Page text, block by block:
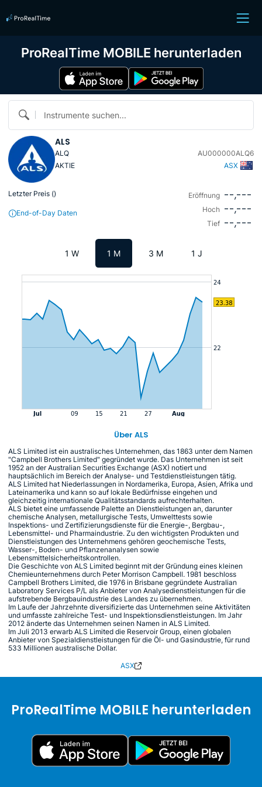
Instrumente suchen...
ALS
ALQ
AU000000ALQ6
AKTIE
ASX
Letzter Preis ()
End-of-Day Daten
Eröffnung --,---
Hoch --,---
Tief --,---
1 W 1 M 3 M 1 J
Über ALS
ALS Limited ist ein australisches Unternehmen, das 1863 unter dem Namen
"Campbell Brothers Limited" gegründet wurde. Das Unternehmen ist seit
1952 an der Australian Securities Exchange (ASX) notiert und
hauptsächlich im Bereich der Analyse- und Testdienstleistungen tätig.
ALS Limited hat Niederlassungen in Nordamerika, Europa, Asien, Afrika und
Lateinamerika und kann so auf lokale Bedürfnisse eingehen und
gleichzeitig internationale Qualitätsstandards aufrechterhalten.
ALS bietet eine umfassende Palette an Dienstleistungen an, darunter
chemische Analysen, metallurgische Tests, Umwelttests sowie
Inspektions- und Zertifizierungsdienste für die Energie-, Bergbau-,
Lebensmittel- und Pharmaindustrie. Zu den wichtigsten Produkten und
Dienstleistungen des Unternehmens gehören geochemische Tests,
Wasser-, Boden- und Pflanzenanalysen sowie
Lebensmittelsicherheitskontrollen.
Die Geschichte von ALS Limited beginnt mit der Gründung eines kleinen
Chemieunternehmens durch Peter Morrison Campbell. 1981 beschloss
Campbell Brothers Limited, die 1976 in Brisbane gegründete Australian
Laboratory Services P/L als Anbieter von Analysedienstleistungen für die
aufstrebende Bergbauindustrie des Landes zu übernehmen.
Im Laufe der Jahrzehnte diversifizierte das Unternehmen seine Aktivitäten
und umfasste zahlreiche Test- und Inspektionsdienstleistungen. Im Jahr
2012 änderte das Unternehmen seinen Namen in ALS Limited.
Im Juli 2013 erwarb ALS Limited die Reservoir Group, einen globalen
Anbieter von Spezialdienstleistungen für die Öl- und Gasindustrie, für rund
533 Millionen australische Dollar.
ASX
ProRealTime MOBILE herunterladen
ProRealTime MOBILE herunterladen